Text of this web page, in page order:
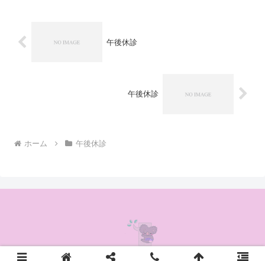
午後休診
午後休診
ホーム 午後休診
© 2020 かんの耳鼻咽喉科クリニック.